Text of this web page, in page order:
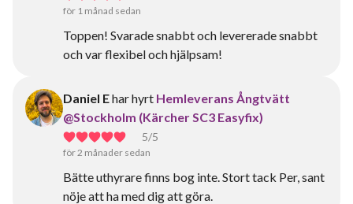
för 1 månad sedan
Toppen! Svarade snabbt och levererade snabbt
och var flexibel och hjälpsam!
Daniel Ehar hyrt Hemleverans Ångtvätt
@Stockholm (Kärcher SC3 Easyfix)
5/5
för 2 månader sedan
Bätte uthyrare finns bog inte. Stort tack Per, sant
nöje att ha med dig att göra.